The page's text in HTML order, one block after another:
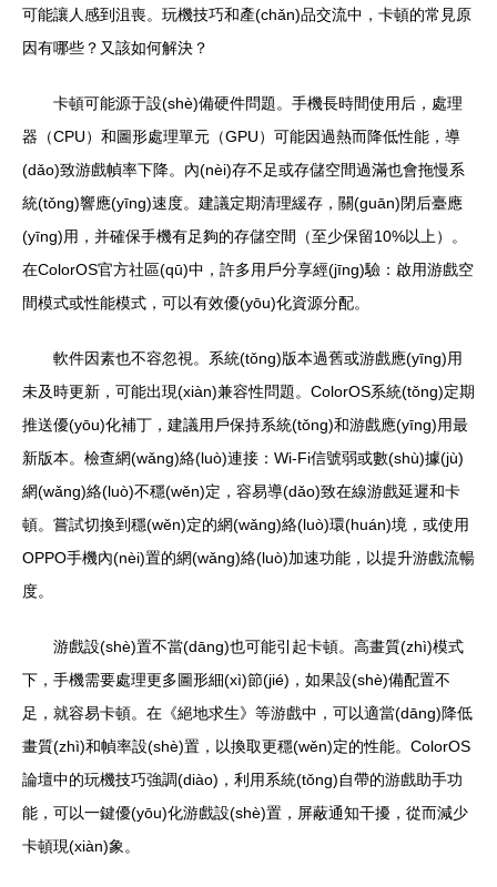
可能讓人感到沮喪。玩機技巧和產(chǎn)品交流中，卡頓的常見原
因有哪些？又該如何解決？
卡頓可能源于設(shè)備硬件問題。手機長時間使用后，處理
器（CPU）和圖形處理單元（GPU）可能因過熱而降低性能，導
(dǎo)致游戲幀率下降。內(nèi)存不足或存儲空間過滿也會拖慢系
統(tǒng)響應(yīng)速度。建議定期清理緩存，關(guān)閉后臺應
(yīng)用，并確保手機有足夠的存儲空間（至少保留10%以上）。
在ColorOS官方社區(qū)中，許多用戶分享經(jīng)驗：啟用游戲空
間模式或性能模式，可以有效優(yōu)化資源分配。
軟件因素也不容忽視。系統(tǒng)版本過舊或游戲應(yīng)用
未及時更新，可能出現(xiàn)兼容性問題。ColorOS系統(tǒng)定期
推送優(yōu)化補丁，建議用戶保持系統(tǒng)和游戲應(yīng)用最
新版本。檢查網(wǎng)絡(luò)連接：Wi-Fi信號弱或數(shù)據(jù)
網(wǎng)絡(luò)不穩(wěn)定，容易導(dǎo)致在線游戲延遲和卡
頓。嘗試切換到穩(wěn)定的網(wǎng)絡(luò)環(huán)境，或使用
OPPO手機內(nèi)置的網(wǎng)絡(luò)加速功能，以提升游戲流暢
度。
游戲設(shè)置不當(dāng)也可能引起卡頓。高畫質(zhì)模式
下，手機需要處理更多圖形細(xì)節(jié)，如果設(shè)備配置不
足，就容易卡頓。在《絕地求生》等游戲中，可以適當(dāng)降低
畫質(zhì)和幀率設(shè)置，以換取更穩(wěn)定的性能。ColorOS
論壇中的玩機技巧強調(diào)，利用系統(tǒng)自帶的游戲助手功
能，可以一鍵優(yōu)化游戲設(shè)置，屏蔽通知干擾，從而減少
卡頓現(xiàn)象。